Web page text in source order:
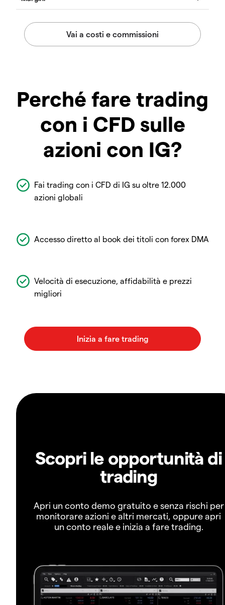
Perché fare trading
con i CFD sulle
azioni con IG?
Fai trading con i CFD di IG su oltre 12.000
azioni globali
Accesso diretto al book dei titoli con forex DMA
Velocità di esecuzione, affidabilità e prezzi
migliori
Scopri le opportunità di
trading
Apri un conto demo gratuito e senza rischi per
monitorare azioni e altri mercati, oppure apri
un conto reale e inizia a fare trading.